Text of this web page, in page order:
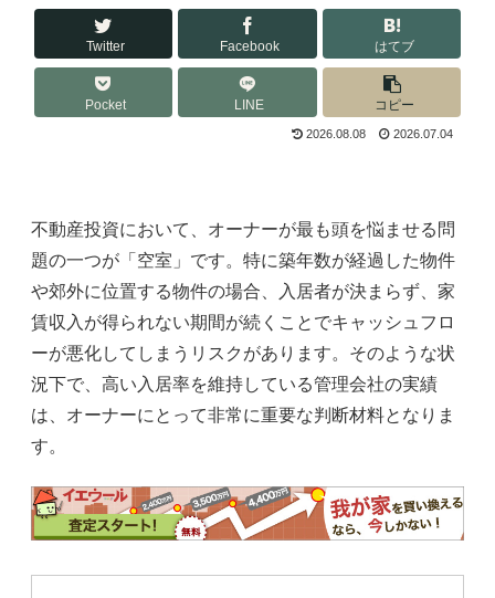
Twitter Facebook はてブ
Pocket LINE コピー
2026.08.08 2026.07.04
不動産投資において、オーナーが最も頭を悩ませる問
題の一つが「空室」です。特に築年数が経過した物件
や郊外に位置する物件の場合、入居者が決まらず、家
賃収入が得られない期間が続くことでキャッシュフロ
ーが悪化してしまうリスクがあります。そのような状
況下で、高い入居率を維持している管理会社の実績
は、オーナーにとって非常に重要な判断材料となりま
す。